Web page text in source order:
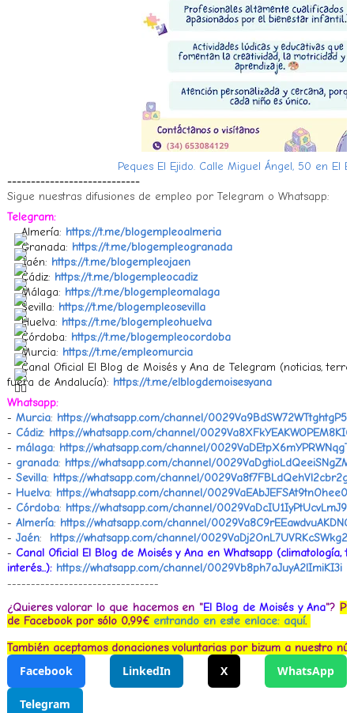
Peques El Ejido. Calle Miguel Ángel, 50 en El
----------------------------
Sigue nuestras difusiones de empleo por Telegram o Whatsapp:
Telegram:
Almería: https://t.me/blogempleoalmeria
Granada: https://t.me/blogempleogranada
Jaén: https://t.me/blogempleojaen
Cádiz: https://t.me/blogempleocadiz
Málaga: https://t.me/blogempleomalaga
Sevilla: https://t.me/blogempleosevilla
Huelva: https://t.me/blogempleohuelva
Córdoba: https://t.me/blogempleocordoba
Murcia: https://t.me/empleomurcia
Canal Oficial El Blog de Moisés y Ana de Telegram (noticias,
fuera de Andalucía): https://t.me/elblogdemoisesyana
Whatsapp:
- Murcia: https://whatsapp.com/channel/
- Cádiz: https://whatsapp.com/channel/
- málaga: https://whatsapp.com/channel/
- granada: https://whatsapp.com/channel/
- Sevilla: https://whatsapp.com/channel/0029Va8f7FBLdQehVl2cbr2g
- Huelva: https://whatsapp.com/channel/0029VaEAbJEFSAt9tnOhee02
- Córdoba: https://whatsapp.com/channel/
- Almería: https://whatsapp.com/channel/
- Jaén: ‎ https://whatsapp.com/channel/0029VaDj2OnL7UVRKcSWkg26
- Canal Oficial El Blog de Moisés y Ana en Whatsapp (climatología,
interés...): https://whatsapp.com/channel/0029Vb8ph7aJuyA2lImiKI3i
--------------------------------
¿Quieres valorar lo que hacemos en "El Blog de Moisés y Ana"?
de Facebook por sólo 0,99€ entrando en este enlace: aquí.
También aceptamos donaciones voluntarias por bizum a nuestro
Facebook LinkedIn X WhatsApp
Telegram